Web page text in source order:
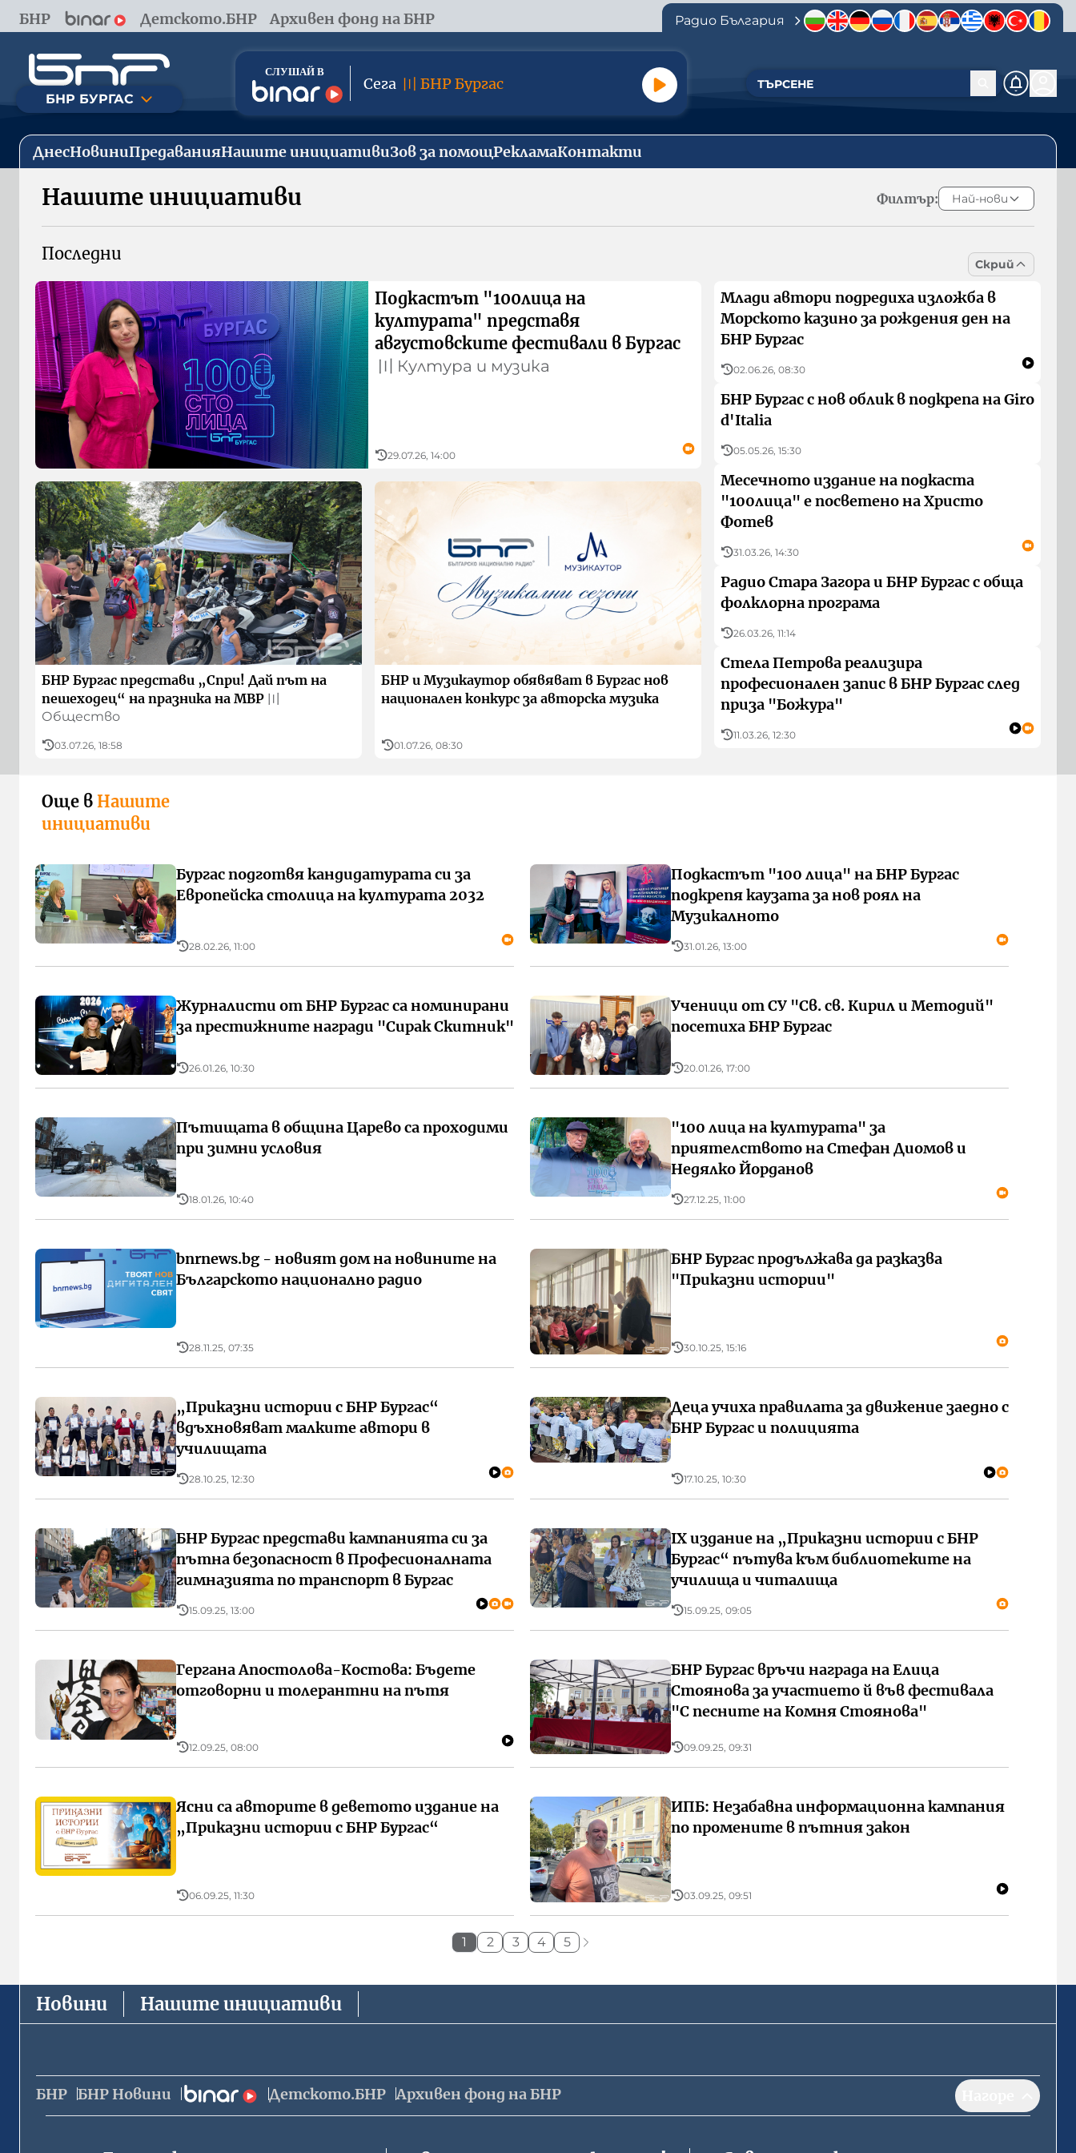
БНР Детското.БНР Архивен фонд на БНР Радио България
БНР БУРГАС
Сега 〣 БНР Бургас
ДнесНовиниПредаванияНашите инициативиЗов за помощРекламаКонтакти
Нашите инициативи Филтър: Най-нови
Скрий
Последни
Подкастът "100лица на
културата" представя
августовските фестивали в Бургас
〣 Култура и музика
29.07.26, 14:00
БНР Бургас представи „Спри! Дай път на
пешеходец“ на празника на МВР 〣
Общество
03.07.26, 18:58
БНР и Музикаутор обявяват в Бургас нов
национален конкурс за авторска музика
01.07.26, 08:30
Млади автори подредиха изложба в
Морското казино за рождения ден на
БНР Бургас
02.06.26, 08:30
БНР Бургас с нов облик в подкрепа на Giro
d'Italia
05.05.26, 15:30
Месечното издание на подкаста
"100лица" е посветено на Христо
Фотев
31.03.26, 14:30
Радио Стара Загора и БНР Бургас с обща
фолклорна програма
26.03.26, 11:14
Стела Петрова реализира
професионален запис в БНР Бургас след
приза "Божура"
11.03.26, 12:30
Още в Нашите
инициативи
Бургас подготвя кандидатурата си за
Европейска столица на културата 2032
28.02.26, 11:00
Подкастът "100 лица" на БНР Бургас
подкрепя каузата за нов роял на
Музикалното
31.01.26, 13:00
Журналисти от БНР Бургас са номинирани
за престижните награди "Сирак Скитник"
26.01.26, 10:30
Ученици от СУ "Св. св. Кирил и Методий"
посетиха БНР Бургас
20.01.26, 17:00
Пътищата в община Царево са проходими
при зимни условия
18.01.26, 10:40
"100 лица на културата" за
приятелството на Стефан Диомов и
Недялко Йорданов
27.12.25, 11:00
bnrnews.bg - новият дом на новините на
Българското национално радио
28.11.25, 07:35
БНР Бургас продължава да разказва
"Приказни истории"
30.10.25, 15:16
„Приказни истории с БНР Бургас“
вдъхновяват малките автори в
училищата
28.10.25, 12:30
Деца учиха правилата за движение заедно с
БНР Бургас и полицията
17.10.25, 10:30
БНР Бургас представи кампанията си за
пътна безопасност в Професионалната
гимназията по транспорт в Бургас
15.09.25, 13:00
IX издание на „Приказни истории с БНР
Бургас“ пътува към библиотеките на
училища и читалища
15.09.25, 09:05
Гергана Апостолова-Костова: Бъдете
отговорни и толерантни на пътя
12.09.25, 08:00
БНР Бургас връчи награда на Елица
Стоянова за участието й във фестивала
"С песните на Комня Стоянова"
09.09.25, 09:31
Ясни са авторите в деветото издание на
„Приказни истории с БНР Бургас“
06.09.25, 11:30
ИПБ: Незабавна информационна кампания
по промените в пътния закон
03.09.25, 09:51
1 2 3 4 5
Новини Нашите инициативи
БНР БНР Новини Детското.БНР Архивен фонд на БНР